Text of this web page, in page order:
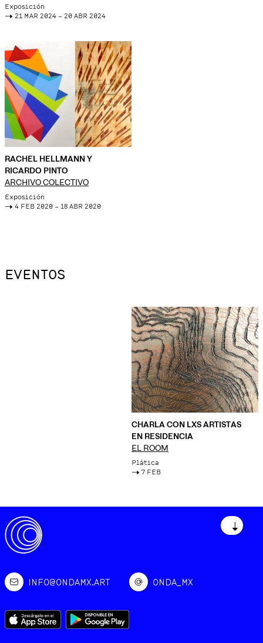
Exposición
-> 21 MAR 2024 – 20 ABR 2024
RACHEL HELLMANN Y
RICARDO PINTO
ARCHIVO COLECTIVO
Exposición
-> 4 FEB 2020 – 18 ABR 2020
EVENTOS
CHARLA CON LXS ARTISTAS
EN RESIDENCIA
EL ROOM
Plática
-> 7 FEB
↓
INFO@ONDAMX.ART ONDA_MX